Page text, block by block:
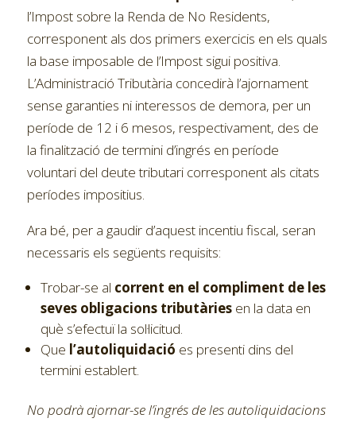
l’Impost sobre la Renda de No Residents,
corresponent als dos primers exercicis en els quals
la base imposable de l’Impost sigui positiva.
L’Administració Tributària concedirà l’ajornament
sense garanties ni interessos de demora, per un
període de 12 i 6 mesos, respectivament, des de
la finalització de termini d’ingrés en període
voluntari del deute tributari corresponent als citats
períodes impositius.
Ara bé, per a gaudir d’aquest incentiu fiscal, seran
necessaris els següents requisits:
Trobar-se al corrent en el compliment de les
seves obligacions tributàriesen la data en
què s’efectuï la sol·licitud.
Que l’autoliquidació es presenti dins del
termini establert.
No podrà ajornar-se l’ingrés de les autoliquidacions